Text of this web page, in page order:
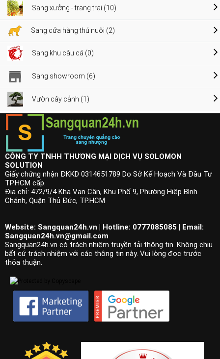
Sang xưởng - trang trại (10)
Sang cửa hàng thú nuôi (2)
Sang khu câu cá (0)
Sang showroom (6)
Vườn cây cảnh (1)
CÔNG TY TNHH THƯƠNG MẠI DỊCH VỤ SOLOMON
SOLUTION
Giấy chứng nhận ĐKKD 0314651789 Do Sở Kế Hoạch Và Đầu Tư
TP.HCM cấp.
Địa chỉ: 472/9/4 Kha Vạn Cân, Khu Phố 9, Phường Hiệp Bình
Chánh, Quận Thủ Đức, TP.HCM
Website: Sangquan24h.vn | Hotline: 0777085085 | Email:
Sangquan24h.vn@gmail.com
Sangquan24h.vn có trách nhiệm truyền tải thông tin. Không chịu
bất cứ trách nhiệm với các thông tin này. Vui lòng đọc trước
thỏa thuận.